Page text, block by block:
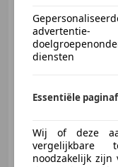
01/1998
diensten
Essentiële
Wij of deze
vergelijkbare
noodzakelijk